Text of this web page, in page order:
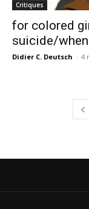
Critiques
for colored
suicide/
Didier C. Deutsch - 4